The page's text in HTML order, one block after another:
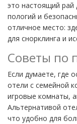
это настоящий рай
пологий и
отличное место:
для снорклинга и
Советы по
Если думаете, где
отели с семейной
игровые комнаты,
Альтернативой
что удобно для